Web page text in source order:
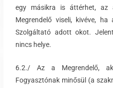
egy másikra is áttérhet, az
Megrendelő viseli, kivéve,
Szolgáltató adott okot.
nincs helye.
6.2./ Az a Megrendelő,
Fogyasztónak minősül (a